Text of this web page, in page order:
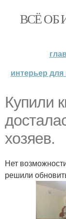
ВСЁ ОБ
интерьер
Купили
хозяев.
Нет
решили